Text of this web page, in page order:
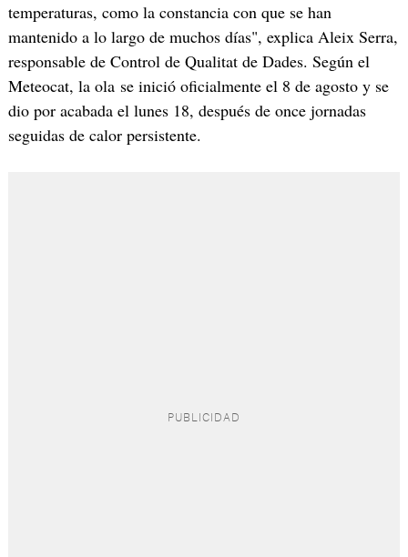
temperaturas, como la constancia con que se han
mantenido a lo largo de muchos días", explica Aleix Serra,
responsable de Control de Qualitat de Dades. Según el
Meteocat, la ola se inició oficialmente el 8 de agosto y se
dio por acabada el lunes 18, después de once jornadas
seguidas de calor persistente.